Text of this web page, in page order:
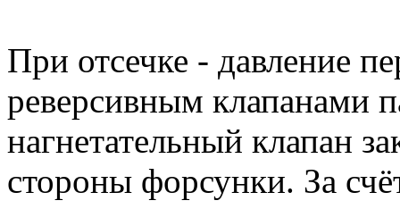
При отсечке - давление
реверсивным клапанами
нагнетательный клапан
стороны форсунки. За